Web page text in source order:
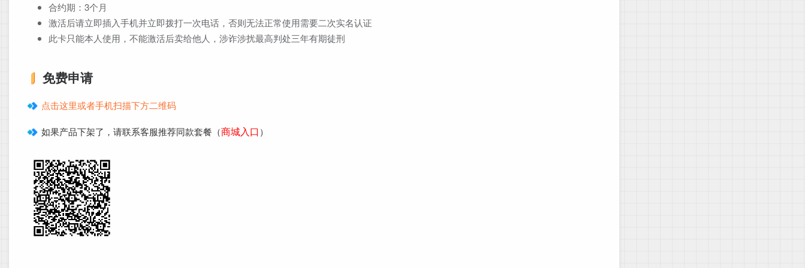
合约期：3个月
激活后请立即插入手机并立即拨打一次电话，否则无法正常使用需要二次实名认证
此卡只能本人使用，不能激活后卖给他人，涉诈涉扰最高判处三年有期徒刑
免费申请
点击这里或者手机扫描下方二维码
如果产品下架了，请联系客服推荐同款套餐（商城入口）